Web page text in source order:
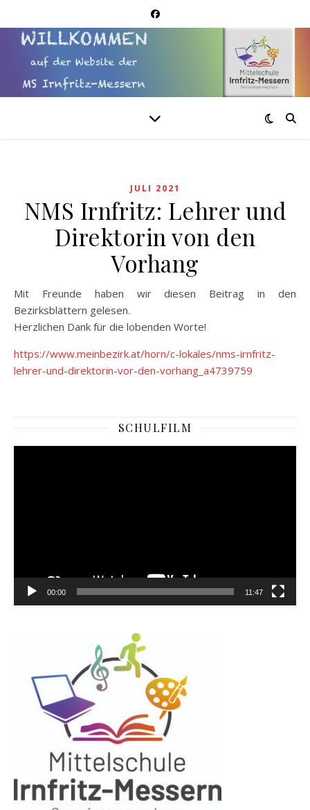
JULI 2021
NMS Irnfritz: Lehrer und
Direktorin von den
Vorhang
Mit Freunde haben wir diesen Beitrag in den
Bezirksblättern gelesen.
Herzlichen Dank für die lobenden Worte!
https://www.meinbezirk.at/horn/c-lokales/nms-irnfritz-
lehrer-und-direktorin-vor-den-vorhang_a4739759
SCHULFILM
00:00 11:47